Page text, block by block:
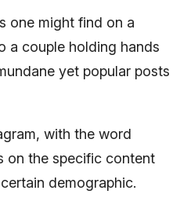
one might find on a
a couple holding hands
yet popular posts
with the word
on the specific content
demographic.